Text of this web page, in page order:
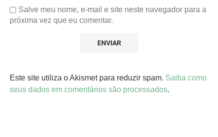
Salve meu nome, e-mail e site neste navegador para a
próxima vez que eu comentar.
Este site utiliza o Akismet para reduzir spam. Saiba como
seus dados em comentários são processados.